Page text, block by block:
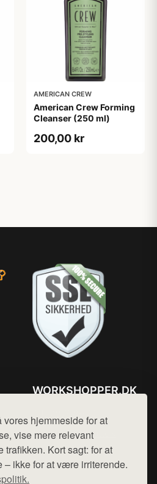
hjemmeside for at
vise mere relevant
trafikken. Kort sagt: for at
– ikke for at være irriterende.
AMERICAN CREW
American Crew Forming
Cleanser (250 ml)
200,00 kr
WORKSHOPPER.DK
Mail: hej@want.dk
Cookie- og privatlivspolitik